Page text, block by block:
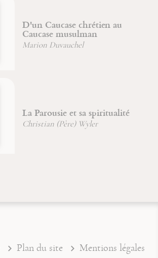
chrétien au
musulman
Duvauchel
et sa spiritualité
(Père) Wyler
Plan du site
Mentions légales